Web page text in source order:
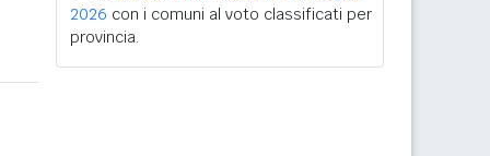
2026 con i comuni al voto classificati per
provincia.